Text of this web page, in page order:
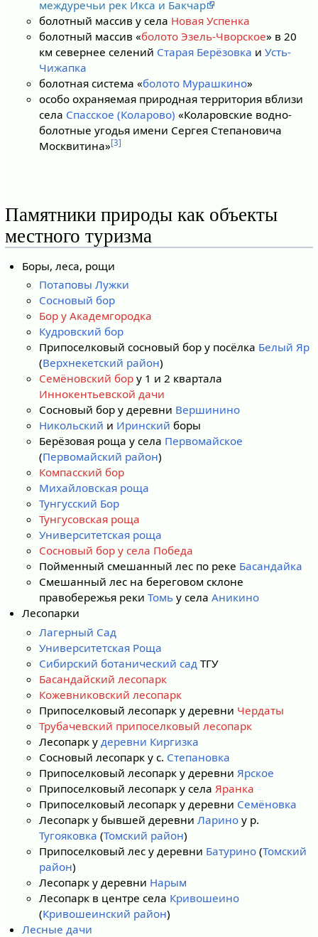
междуречьи рек Икса и Бакчар
болотный массив у села Новая Успенка
болотный массив «болото Эзель-Чворское» в 20
км севернее селений Старая Берёзовка иУсть-
Чижапка
болотная система «болото Мурашкино»
особо охраняемая природная территория вблизи
села Спасское (Коларово) «Коларовские водно-
болотные угодья имени Сергея Степановича
Москвитина»[3]
Памятники природы как объекты
местного туризма
Боры, леса, рощи
Потаповы Лужки
Сосновый бор
Бор у Академгородка
Кудровский бор
Припоселковый сосновый бор у посёлка Белый Яр
(Верхнекетский район)
Семёновский бор у 1 и 2 квартала
Иннокентьевской дачи
Сосновый бор у деревни Вершинино
Никольский и Иринский боры
Берёзовая роща у села Первомайское
(Первомайский район)
Компасский бор
Михайловская роща
Тунгусский Бор
Тунгусовская роща
Университетская роща
Сосновый бор у села Победа
Пойменный смешанный лес по реке Басандайка
Смешанный лес на береговом склоне
правобережья рекиТомь у селаАникино
Лесопарки
Лагерный Сад
Университетская Роща
Сибирский ботанический сад ТГУ
Басандайский лесопарк
Кожевниковский лесопарк
Припоселковый лесопарк у деревни Чердаты
Трубачевский припоселковый лесопарк
Лесопарк у деревни Киргизка
Сосновый лесопарк у с. Степановка
Припоселковый лесопарк у деревни Ярское
Припоселковый лесопарк у села Яранка
Припоселковый лесопарк у деревни Семёновка
Лесопарк у бывшей деревниЛарино у р.
Тугояковка (Томский район)
Припоселковый лес у деревни Батурино (Томский
район)
Лесопарк у деревни Нарым
Лесопарк в центре села Кривошеино
(Кривошеинский район)
Лесные дачи